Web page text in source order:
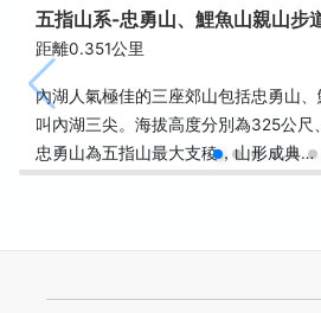
五指山系-忠勇山、鯉魚山親山步
距離0.351公里
內湖人氣極佳的三座郊山包括忠勇山
叫內湖三尖。海拔高度分別為325公尺
忠勇山為五指山最大支稜，山形成典…